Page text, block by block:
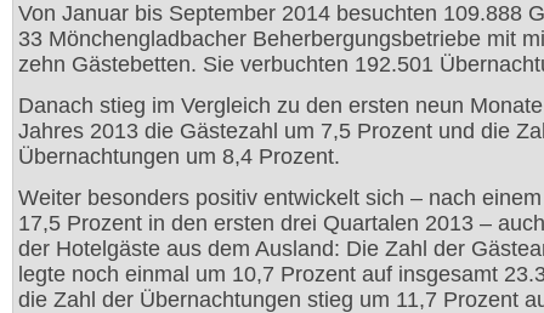
Von Januar bis September 2014 besuchten 109.888
33 Mönchengladbacher Beherbergungsbetriebe mit
zehn Gästebetten. Sie verbuchten 192.501
Danach stieg im Vergleich zu den ersten neun
Jahres 2013 die Gästezahl um 7,5 Prozent und die
Übernachtungen um 8,4 Prozent.
Weiter besonders positiv entwickelt sich – nach
17,5 Prozent in den ersten drei Quartalen 2013 –
der Hotelgäste aus dem Ausland: Die Zahl der
legte noch einmal um 10,7 Prozent auf insgesamt
die Zahl der Übernachtungen stieg um 11,7 Prozent